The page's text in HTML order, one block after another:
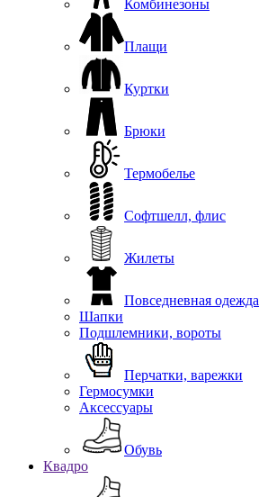
Комбинезоны
Плащи
Куртки
Брюки
Термобелье
Софтшелл, флис
Жилеты
Повседневная одежда
Шапки
Подшлемники, вороты
Перчатки, варежки
Гермосумки
Аксессуары
Обувь
Квадро